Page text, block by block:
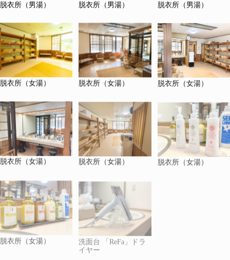
脱衣所（男湯） 脱衣所（男湯） 脱衣所（男湯）
脱衣所（女湯） 脱衣所（女湯） 脱衣所（女湯）
脱衣所（女湯） 脱衣所（女湯） 脱衣所（女湯）
脱衣所（女湯）
洗面台 「ReFa」ドラ
イヤー